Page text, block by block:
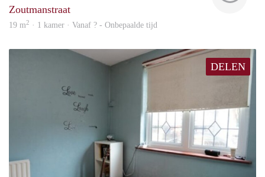
Zoutmanstraat
19 m2 · 1 kamer · Vanaf ? - Onbepaalde tijd
DELEN